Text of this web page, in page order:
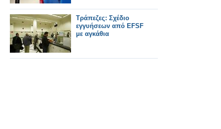
Τράπεζες: Σχέδιο
εγγυήσεων από EFSF
με αγκάθια